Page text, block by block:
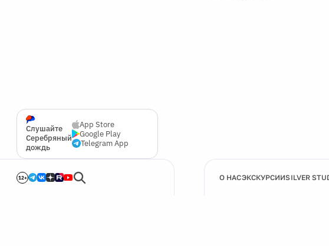
Слушайте
Серебряный
дождь
App Store
Google Play
Telegram App
12+ О НАСЭКСКУРСИИSILVER